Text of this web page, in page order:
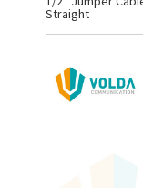
Straight